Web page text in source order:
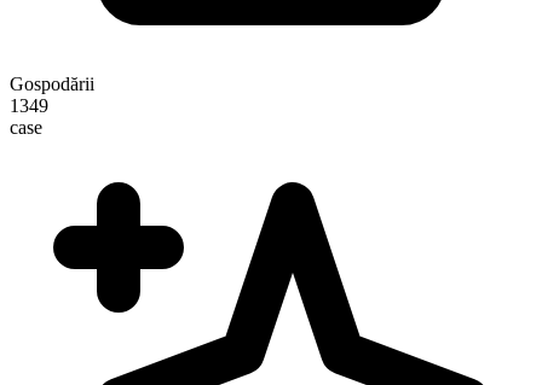
Gospodării
1349
case